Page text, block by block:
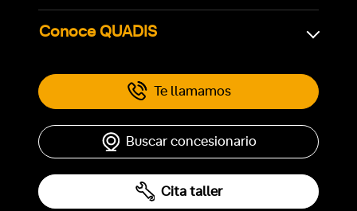
Conoce QUADIS
Te llamamos
Buscar concesionario
Cita taller